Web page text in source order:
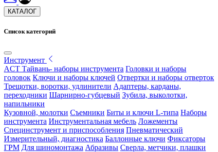
КАТАЛОГ
Список категорий
Инструмент
ACT Тайвань- наборы инструмента Головки и наборы
головок Ключи и наборы ключей Отвертки и наборы отверток
Трещотки, воротки, удлинители Адаптеры, карданы,
переходники Шарнирно-губцевый Зубила, выколотки,
напильники
Кузовной, молотки Съемники Биты и ключи L-типа Наборы
инструмента Инструментальная мебель Ложементы
Специнструмент и приспособления Пневматический
Измерительный, диагностика Баллонные ключи Фиксаторы
ГРМ Для шиномонтажа Абразивы Сверла, метчики, плашки